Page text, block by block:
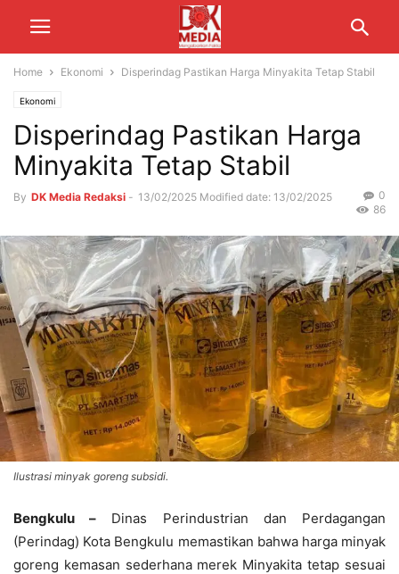
Home Ekonomi Disperindag Pastikan Harga Minyakita Tetap Stabil
Ekonomi
Disperindag Pastikan Harga
Minyakita Tetap Stabil
By DK Media Redaksi - 13/02/2025 Modified date: 13/02/2025
0
86
Ilustrasi minyak goreng subsidi.
Bengkulu – Dinas Perindustrian dan Perdagangan
(Perindag) Kota Bengkulu memastikan bahwa harga minyak
goreng kemasan sederhana merek Minyakita tetap sesuai